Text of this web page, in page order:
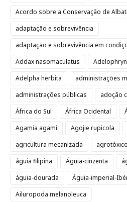
Acordo sobre a Conservação de
adaptação e sobrevivência
adaptação e sobrevivência em
Addax nasomaculatus
Adelpha herbita
administrações
administrações públicas
adoção
África do Sul
África Ocidental
Agamia agami
Agojie rupicola
agricultura mecanizada
águia filipina
Águia-cinzenta
águia-dourada
Águia-imperial-
Ailuropoda melanoleuca